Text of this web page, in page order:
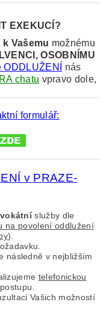
EXEKUCÍ?
k Vašemu možnému
OSOBNÍMU
nás
chatu vpravo dole,
formulář:
v PRAZE-
služby dle
na povolení oddlužení
).
následně v nejbližším
telefonickou
Vašich možností